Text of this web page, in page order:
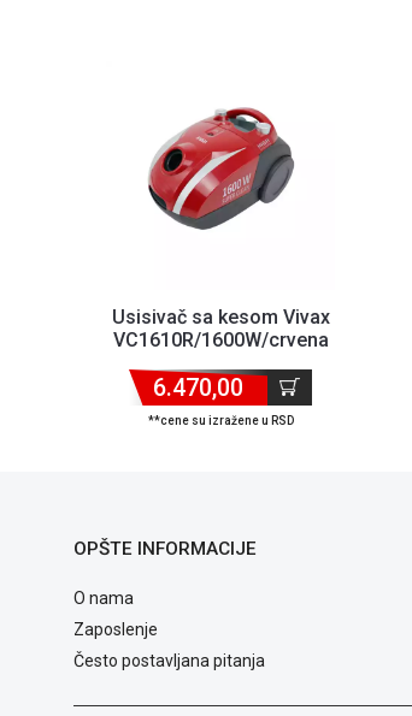
Usisivač sa kesom Vivax
VC1610R/1600W/crvena
6.470,00
**cene su izražene u RSD
OPŠTE INFORMACIJE
O nama
Zaposlenje
Često postavljana pitanja